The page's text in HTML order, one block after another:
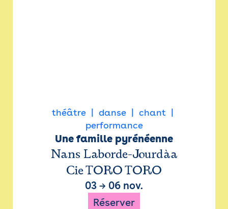
théâtre danse
chant
performance
Une famille pyrénéenne
Nans Laborde-Jourdàa
Cie TORO TORO
03 → 06 nov.
Réserver